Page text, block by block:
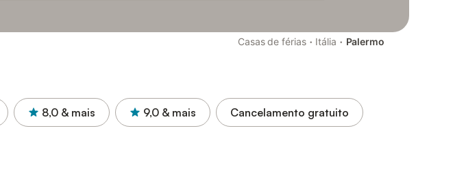
Casas de férias · Itália · Palermo
8,0 & mais 9,0 & mais Cancelamento gratuito